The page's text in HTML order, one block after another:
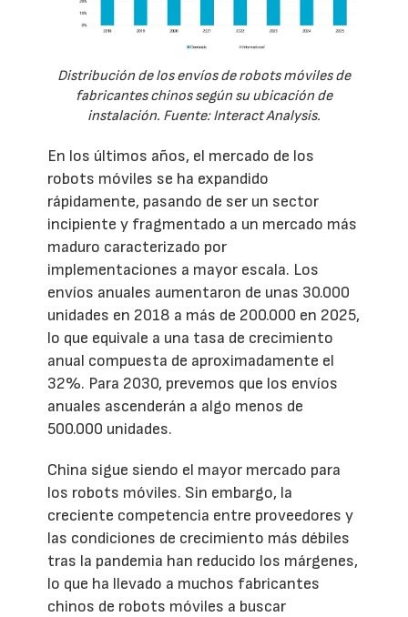
Distribución de los envíos de robots móviles de
fabricantes chinos según su ubicación de
instalación. Fuente: Interact Analysis.
En los últimos años, el mercado de los
robots móviles se ha expandido
rápidamente, pasando de ser un sector
incipiente y fragmentado a un mercado más
maduro caracterizado por
implementaciones a mayor escala. Los
envíos anuales aumentaron de unas 30.000
unidades en 2018 a más de 200.000 en 2025,
lo que equivale a una tasa de crecimiento
anual compuesta de aproximadamente el
32%. Para 2030, prevemos que los envíos
anuales ascenderán a algo menos de
500.000 unidades.
China sigue siendo el mayor mercado para
los robots móviles. Sin embargo, la
creciente competencia entre proveedores y
las condiciones de crecimiento más débiles
tras la pandemia han reducido los márgenes,
lo que ha llevado a muchos fabricantes
chinos de robots móviles a buscar